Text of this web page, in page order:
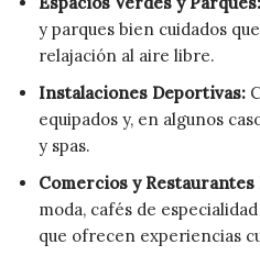
y parques bien cuidados
relajación al aire libre.
Instalaciones Deportivas:
equipados y, en algunos
y spas.
Comercios y Restaurantes
moda, cafés de
que ofrecen experiencias